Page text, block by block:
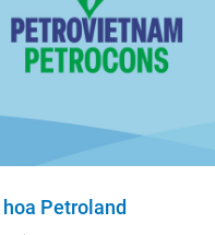
Petroland